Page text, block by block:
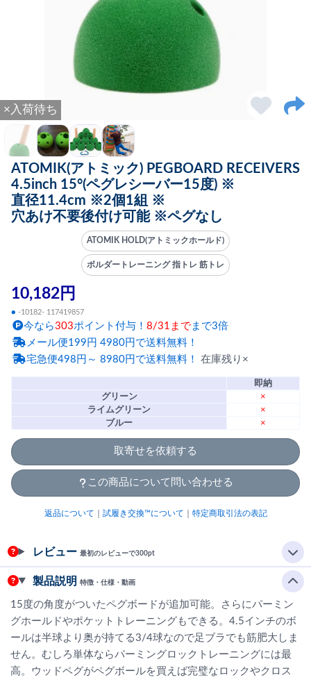
×入荷待ち
ATOMIK(アトミック) PEGBOARD RECEIVERS
4.5inch 15°(ペグレシーバー15度) ※
直径11.4cm ※2個1組 ※
穴あけ不要後付け可能 ※ペグなし
ATOMIK HOLD(アトミックホールド)
ボルダートレーニング 指トレ 筋トレ
10,182円
● -10182- 117419857
今なら303ポイント付与！ 8/31まで まで3倍
メール便199円 4980円で送料無料！
宅急便498円～ 8980円で送料無料！ 在庫残り×
即納
グリーン
×
ライムグリーン
×
ブルー
×
取寄せを依頼する
この商品について問い合わせる
返品について 試履き交換™について 特定商取引法の表記
レビュー 最初のレビューで300pt
製品説明 特徴・仕様・動画
15度の角度がついたペグボードが追加可能。さらにパーミン
グホールドやポケットトレーニングもできる。4.5インチのボ
ールは半球より奥が持てる3/4球なので足ブラでも筋肥大しま
せん。むしろ単体ならパーミングロックトレーニングには最
高。ウッドペグがペグボールを買えば完璧なロックやクロス